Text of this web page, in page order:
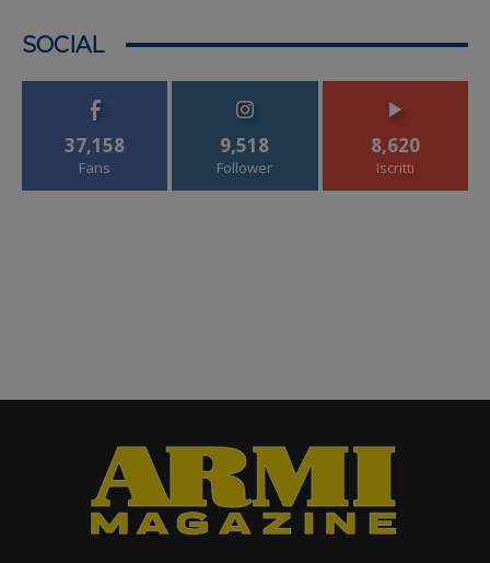
SOCIAL
37,158
Fans
9,518
Follower
8,620
Iscritti